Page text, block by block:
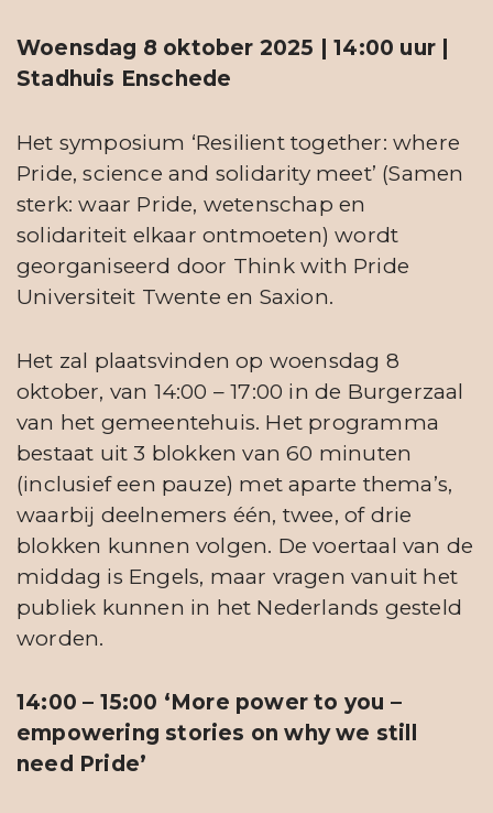
Woensdag 8 oktober 2025 | 14:00 uur |
Stadhuis Enschede
Het symposium ‘Resilient together: where
Pride, science and solidarity meet’ (Samen
sterk: waar Pride, wetenschap en
solidariteit elkaar ontmoeten) wordt
georganiseerd door Think with Pride
Universiteit Twente en Saxion.
Het zal plaatsvinden op woensdag 8
oktober, van 14:00 – 17:00 in de Burgerzaal
van het gemeentehuis. Het programma
bestaat uit 3 blokken van 60 minuten
(inclusief een pauze) met aparte thema’s,
waarbij deelnemers één, twee, of drie
blokken kunnen volgen. De voertaal van de
middag is Engels, maar vragen vanuit het
publiek kunnen in het Nederlands gesteld
worden.
14:00 – 15:00 ‘More power to you –
empowering stories on why we still
need Pride’